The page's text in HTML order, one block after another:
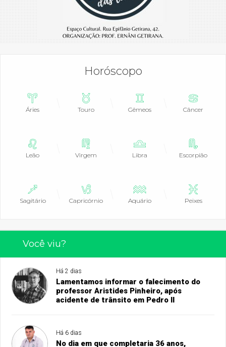
Horóscopo
Áries Touro Gêmeos Câncer
Leão Virgem Libra Escorpião
Sagitário Capricórnio Aquário Peixes
Você viu?
Há 2 dias
Lamentamos informar o falecimento do
professor Aristides Pinheiro, após
acidente de trânsito em Pedro II
Há 6 dias
No dia em que completaria 36 anos,